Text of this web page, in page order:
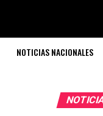
NOTICIAS NACIONALES